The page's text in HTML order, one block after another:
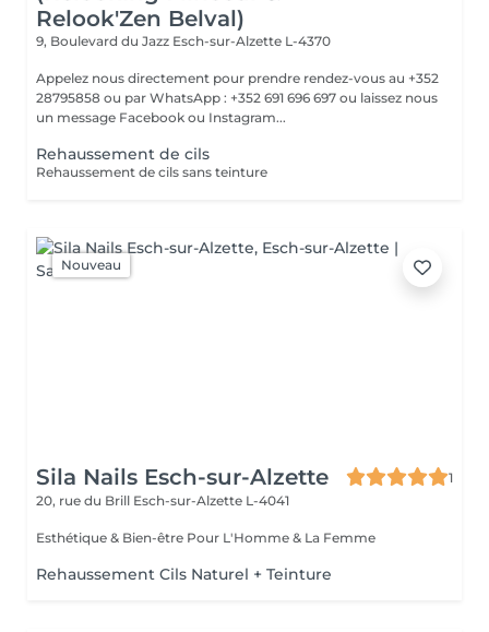
Relook'Zen Belval)
9, Boulevard du Jazz Esch-sur-Alzette L-4370
Appelez nous directement pour prendre rendez-vous au +352
28795858 ou par WhatsApp : +352 691 696 697 ou laissez nous
un message Facebook ou Instagram...
Rehaussement de cils
Rehaussement de cils sans teinture
Nouveau
Sila Nails Esch-sur-Alzette
1
20, rue du Brill Esch-sur-Alzette L-4041
Esthétique & Bien-être Pour L'Homme & La Femme
Rehaussement Cils Naturel + Teinture